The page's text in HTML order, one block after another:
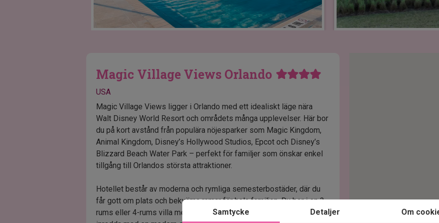
Magic Village Views Orlando
USA
Magic Village Views ligger i Orlando med ett idealiskt läge nära
Walt Disney World Resort och områdets många upplevelser. Här bor
du på kort avstånd från populära nöjesparker som Magic Kingdom,
Animal Kingdom, Disney’s Hollywood Studios, Epcot och Disney’s
Blizzard Beach Water Park – perfekt för familjer som önskar enkel
tillgång till Orlandos största attraktioner.
Hotellet består av moderna och rymliga semesterbostäder, där du
får gott om plats och bekväma ramar för hela familjen. Du bor i en 3-
rums eller 4-rums villa med tv och wifi. Semesterbostäderna är
Samtycke Detaljer Om